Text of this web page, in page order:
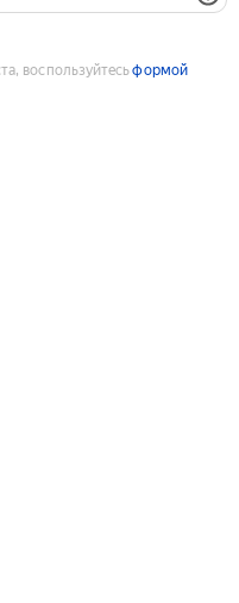
воспользуйтесьформой